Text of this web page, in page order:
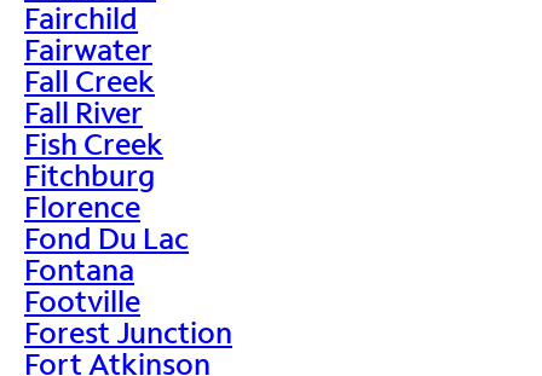
Fairchild
Fairwater
Fall Creek
Fall River
Fish Creek
Fitchburg
Florence
Fond Du Lac
Fontana
Footville
Forest Junction
Fort Atkinson